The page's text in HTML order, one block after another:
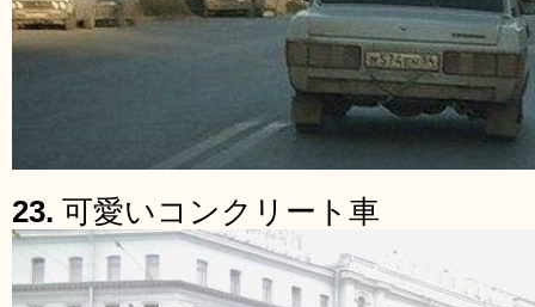
23. 可愛いコンクリート車